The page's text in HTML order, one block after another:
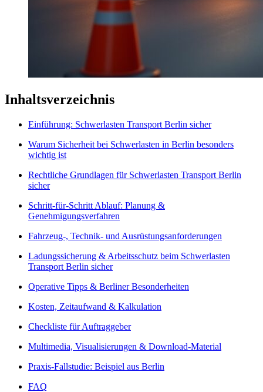
Inhaltsverzeichnis
Einführung: Schwerlasten Transport Berlin sicher
Warum Sicherheit bei Schwerlasten in Berlin besonders
wichtig ist
Rechtliche Grundlagen für Schwerlasten Transport Berlin
sicher
Schritt-für-Schritt Ablauf: Planung &
Genehmigungsverfahren
Fahrzeug-, Technik- und Ausrüstungsanforderungen
Ladungssicherung & Arbeitsschutz beim Schwerlasten
Transport Berlin sicher
Operative Tipps & Berliner Besonderheiten
Kosten, Zeitaufwand & Kalkulation
Checkliste für Auftraggeber
Multimedia, Visualisierungen & Download-Material
Praxis-Fallstudie: Beispiel aus Berlin
FAQ